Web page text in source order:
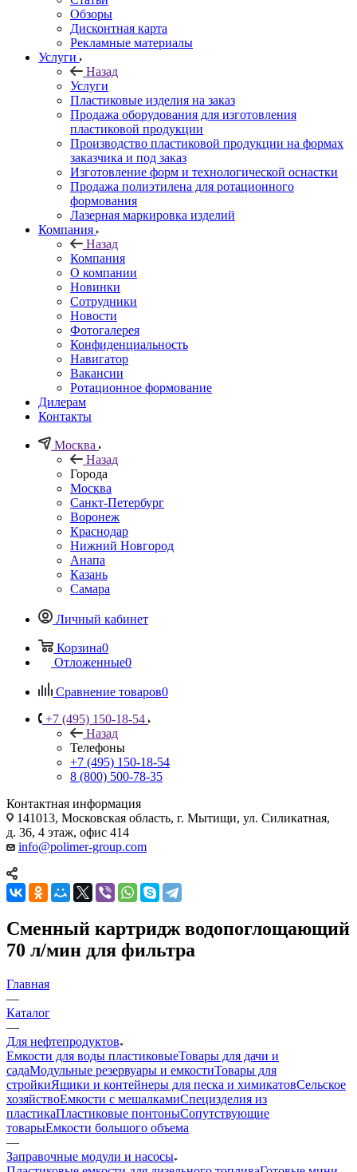
Обзоры
Дисконтная карта
Рекламные материалы
Услуги
Назад
Услуги
Пластиковые изделия на заказ
Продажа оборудования для изготовления
пластиковой продукции
Производство пластиковой продукции на формах
заказчика и под заказ
Изготовление форм и технологической оснастки
Продажа полиэтилена для ротационного
формования
Лазерная маркировка изделий
Компания
Назад
Компания
О компании
Новинки
Сотрудники
Новости
Фотогалерея
Конфиденциальность
Навигатор
Вакансии
Ротационное формование
Дилерам
Контакты
Москва
Назад
Города
Москва
Санкт-Петербург
Воронеж
Краснодар
Нижний Новгород
Анапа
Казань
Самара
Личный кабинет
Корзина0
Отложенные0
Сравнение товаров0
+7 (495) 150-18-54
Назад
Телефоны
+7 (495) 150-18-54
8 (800) 500-78-35
Контактная информация
141013, Московская область, г. Мытищи, ул. Силикатная,
д. 36, 4 этаж, офис 414
info@polimer-group.com
Сменный картридж водопоглощающий
70 л/мин для фильтра
Главная
—
Каталог
—
Для нефтепродуктов
Емкости для воды пластиковыеТовары для дачи и
садаМодульные резервуары и емкостиТовары для
стройкиЯщики и контейнеры для песка и химикатовСельское
хозяйствоЕмкости с мешалкамиСпецизделия из
пластикаПластиковые понтоныСопутствующие
товарыЕмкости большого объема
—
Заправочные модули и насосы